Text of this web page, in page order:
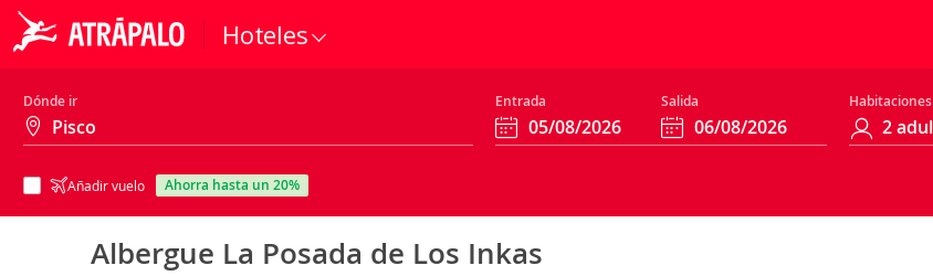
Hoteles
Dónde ir Entrada Salida Habitaciones
Añadir vuelo ahorra hasta un 20%
Albergue La Posada de Los Inkas